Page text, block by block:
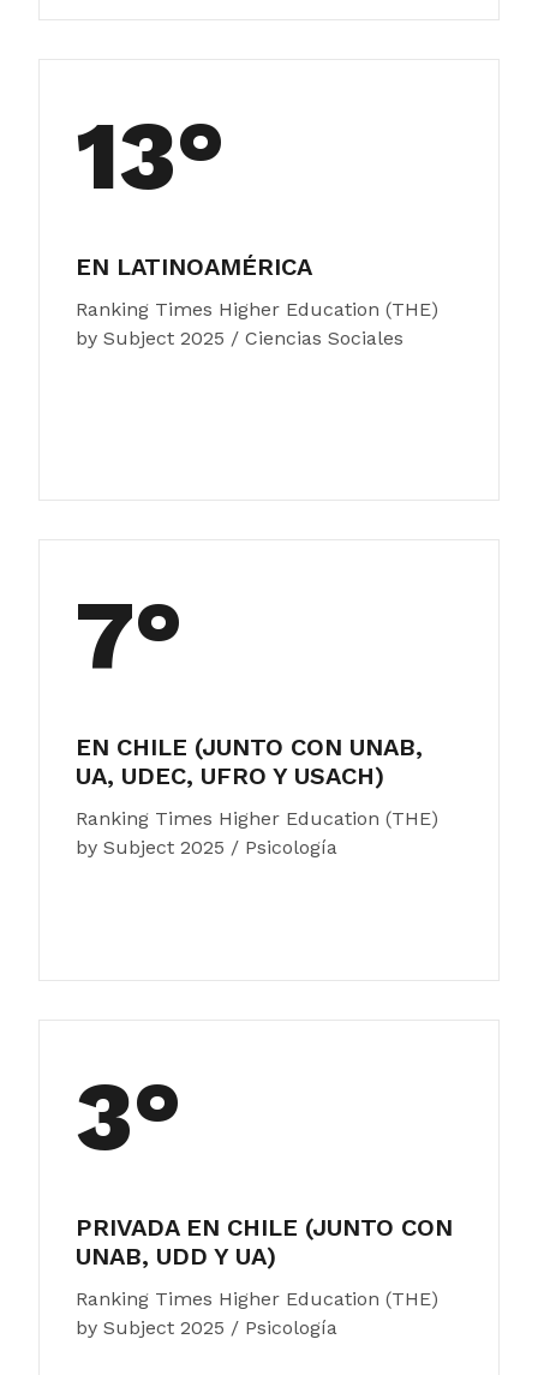
13°
EN LATINOAMÉRICA
Ranking Times Higher Education (THE)
by Subject 2025 / Ciencias Sociales
7°
EN CHILE (JUNTO CON UNAB,
UA, UDEC, UFRO Y USACH)
Ranking Times Higher Education (THE)
by Subject 2025 / Psicología
3°
PRIVADA EN CHILE (JUNTO CON
UNAB, UDD Y UA)
Ranking Times Higher Education (THE)
by Subject 2025 / Psicología